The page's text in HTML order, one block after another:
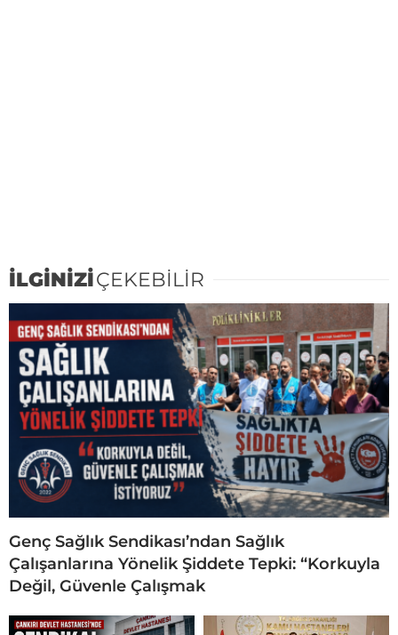
İLGİNİZİÇEKEBİLİR
Genç Sağlık Sendikası’ndan Sağlık
Çalışanlarına Yönelik Şiddete Tepki: “Korkuyla
Değil, Güvenle Çalışmak